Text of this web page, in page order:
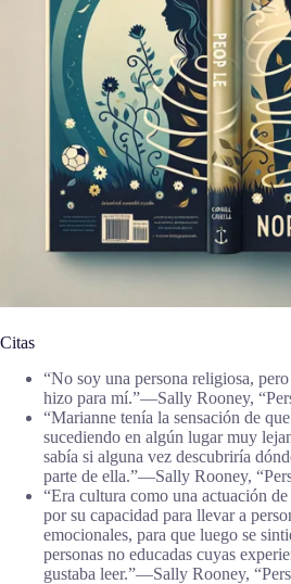
Citas
“No soy una persona religiosa,
hizo para mí.”―Sally Rooney,
“Marianne tenía la sensación de
sucediendo en algún lugar muy
sabía si alguna vez descubriría
parte de ella.”―Sally Rooney,
“Era cultura como una actuación
por su capacidad para llevar a
emocionales, para que luego se
personas no educadas cuyas
gustaba leer.”―Sally Rooney,